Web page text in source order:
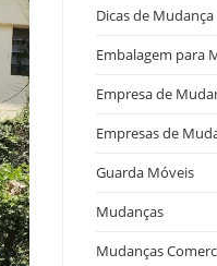
Dicas de Mudança
Embalagem para
Empresa de
Empresas de
Guarda Móveis
Mudanças
Mudanças